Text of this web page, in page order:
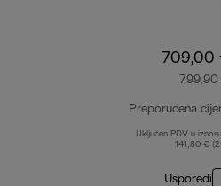
709,00
Preporučena
Uključen PDV u
141,80 €
Usporedi